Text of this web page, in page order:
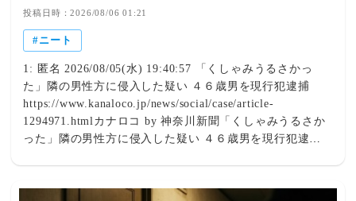
投稿日時：2026/08/06 01:21
ニート
1: 匿名 2026/08/05(水) 19:40:57 「くしゃみうるさかっ
た」隣の男性方に侵入した疑い ４６歳男を現行犯逮捕
https://www.kanaloco.jp/news/social/case/article-
1294971.htmlカナロコ by 神奈川新聞「くしゃみうるさか
った」隣の男性方に侵入した疑い ４６歳男を現行犯逮捕 |
６）を現行犯逮捕した。逮捕容疑は同日午後９時２０分ご